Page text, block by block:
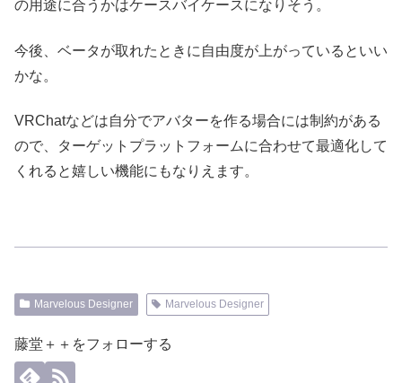
の用途に合うかはケースバイケースになりそう。
今後、ベータが取れたときに自由度が上がっているといい
かな。
VRChatなどは自分でアバターを作る場合には制約がある
ので、ターゲットプラットフォームに合わせて最適化して
くれると嬉しい機能にもなりえます。
Marvelous Designer Marvelous Designer
藤堂＋＋をフォローする